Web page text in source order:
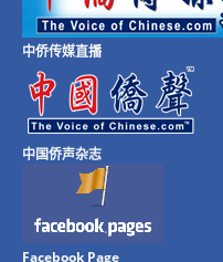
中侨传媒直播
中国侨声杂志
Facebook Page